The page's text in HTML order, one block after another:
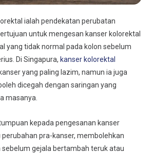
ialah pendekatan perubatan
untuk mengesan kanser kolorektal
yang tidak normal pada kolon sebelum
Di Singapura, kanser kolorektal
yang paling lazim, namun ia juga
dicegah dengan saringan yang
masanya.
kepada pengesanan kanser
pra-kanser, membolehkan
gejala bertambah teruk atau